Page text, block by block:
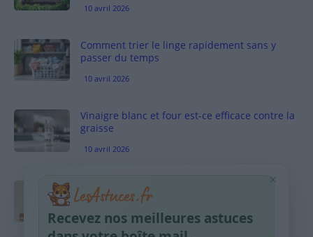
10 avril 2026
Comment trier le linge rapidement sans y
passer du temps
10 avril 2026
Vinaigre blanc et four est-ce efficace contre la
graisse
10 avril 2026
Taches pigmentaires : routine simple +
habitudes qui aident
9 avril 2026
×
Recevez nos meilleures astuces